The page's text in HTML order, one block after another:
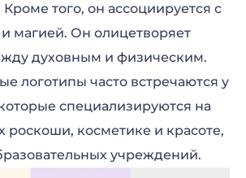
Кроме того, он ассоциируется с
магией. Он олицетворяет
духовным и физическим.
логотипы часто встречаются у
специализируются на
роскоши, косметике и красоте,
учреждений.